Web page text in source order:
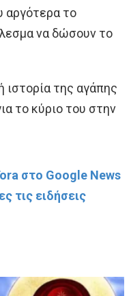
αργότερα το
να δώσουν το
ιστορία της αγάπης
το κύριο του στην
στο Google News
τις ειδήσεις